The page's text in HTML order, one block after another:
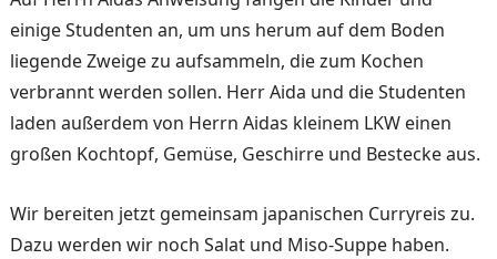
einige Studenten an, um uns herum auf dem Boden
liegende Zweige zu aufsammeln, die zum Kochen
verbrannt wer­den sollen. Herr Aida und die Studenten
laden außerdem von Herrn Aidas kleinem LKW einen
großen Kochtopf, Gemüse, Geschirre und Beste­cke aus.
Wir bereiten jetzt gemeinsam japanischen Curryreis zu.
Da­zu werden wir noch Salat und Miso-Suppe haben.